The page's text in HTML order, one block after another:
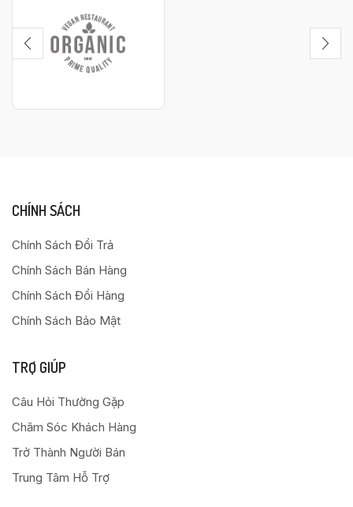
CHÍNH SÁCH
Chính Sách Đổi Trả
Chính Sách Bán Hàng
Chính Sách Đổi Hàng
Chính Sách Bảo Mật
TRỢ GIÚP
Câu Hỏi Thường Gặp
Chăm Sóc Khách Hàng
Trở Thành Người Bán
Trung Tâm Hỗ Trợ